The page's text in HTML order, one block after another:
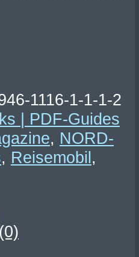
1116-1-1-1-2
| PDF-Guides
, NORD-
, Reisemobil,